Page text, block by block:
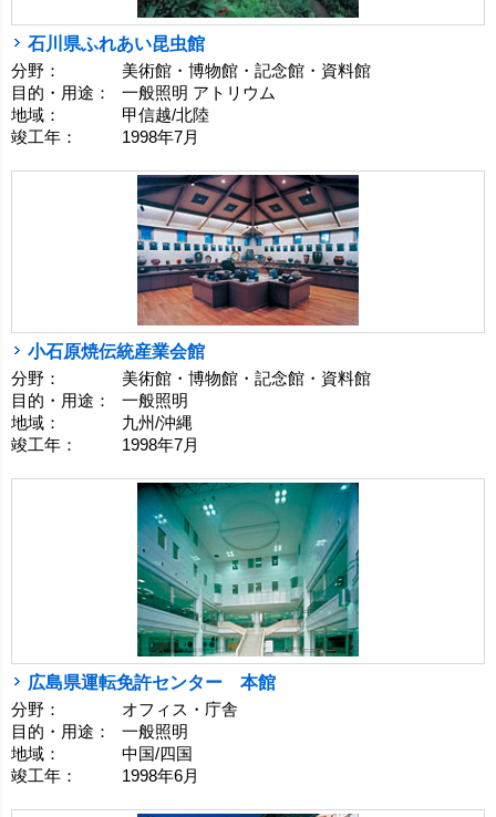
石川県ふれあい昆虫館
分野：
美術館・博物館・記念館・資料館
目的・用途：
一般照明 アトリウム
地域：
甲信越/北陸
竣工年：
1998年7月
小石原焼伝統産業会館
分野：
美術館・博物館・記念館・資料館
目的・用途：
一般照明
地域：
九州/沖縄
竣工年：
1998年7月
広島県運転免許センター 本館
分野：
オフィス・庁舎
目的・用途：
一般照明
地域：
中国/四国
竣工年：
1998年6月